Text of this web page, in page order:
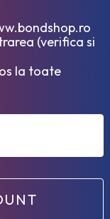
(verifica si
la toate